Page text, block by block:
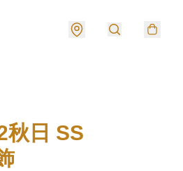
秋日 SS